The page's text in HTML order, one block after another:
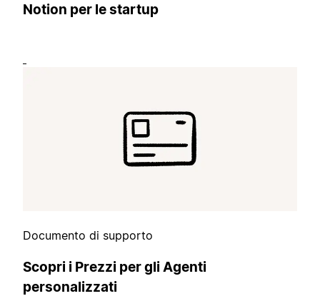
Notion per le startup
Documento di supporto
Scopri i Prezzi per gli Agenti
personalizzati